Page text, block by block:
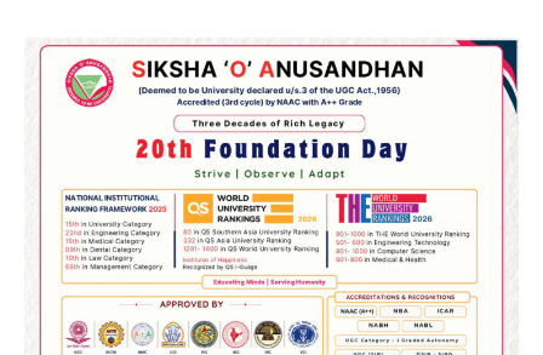
୨୦୨୭ ବିଶ୍ୱକପ ପାଇଁ ରବି ଶାସ୍ତ୍ରୀଙ୍କ ଟିମ୍,
ଆକାଶ ଚୋପ୍ରା ଦେଲେ ୧୦ରୁ ୮ ମାର୍କ
Reporters Pen
ଆଜି ସୁଦ୍ଧା ଆସିବ ବନ୍ୟା କ୍ଷୟକ୍ଷତି ରିପୋର୍ଟ
; ୨୨ଟି ଜିଲ୍ଲାକୁ ୧୧୦କୋଟି ଟଙ୍କା ମଞ୍ଜୁର
Reporters Pen